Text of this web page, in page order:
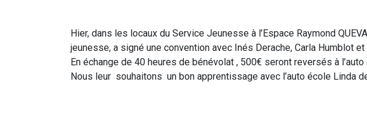
Hier, dans les locaux du Service Jeunesse à l’Espace Raymond
jeunesse, a signé une convention avec Inés Derache, Carla Humblot et
En échange de 40 heures de bénévolat , 500€ seront reversés à
Nous leur souhaitons un bon apprentissage avec l’auto école Linda